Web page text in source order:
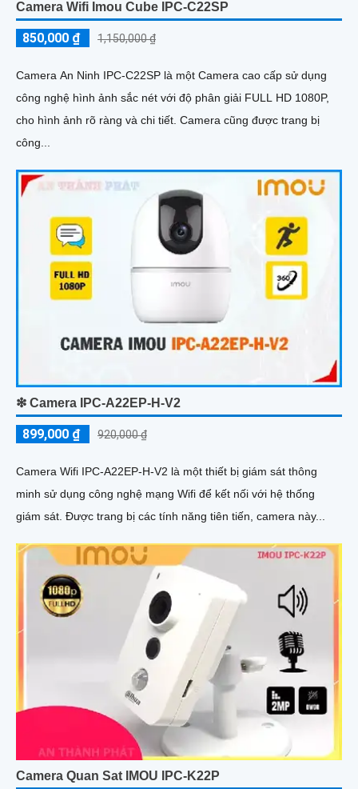
Camera Wifi Imou Cube IPC-C22SP
850,000 ₫ 1,150,000 ₫
Camera An Ninh IPC-C22SP là một Camera cao cấp sử dụng
công nghệ hình ảnh sắc nét với độ phân giải FULL HD 1080P,
cho hình ảnh rõ ràng và chi tiết. Camera cũng được trang bị
công...
❇ Camera IPC-A22EP-H-V2
899,000 ₫ 920,000 ₫
Camera Wifi IPC-A22EP-H-V2 là một thiết bị giám sát thông
minh sử dụng công nghệ mạng Wifi để kết nối với hệ thống
giám sát. Được trang bị các tính năng tiên tiến, camera này...
Camera Quan Sat IMOU IPC-K22P